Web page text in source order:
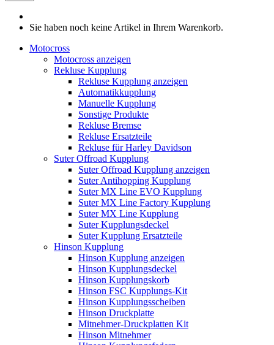
Sie haben noch keine Artikel in Ihrem Warenkorb.
Motocross
Motocross anzeigen
Rekluse Kupplung
Rekluse Kupplung anzeigen
Automatikkupplung
Manuelle Kupplung
Sonstige Produkte
Rekluse Bremse
Rekluse Ersatzteile
Rekluse für Harley Davidson
Suter Offroad Kupplung
Suter Offroad Kupplung anzeigen
Suter Antihopping Kupplung
Suter MX Line EVO Kupplung
Suter MX Line Factory Kupplung
Suter MX Line Kupplung
Suter Kupplungsdeckel
Suter Kupplung Ersatzteile
Hinson Kupplung
Hinson Kupplung anzeigen
Hinson Kupplungsdeckel
Hinson Kupplungskorb
Hinson FSC Kupplungs-Kit
Hinson Kupplungsscheiben
Hinson Druckplatte
Mitnehmer-Druckplatten Kit
Hinson Mitnehmer